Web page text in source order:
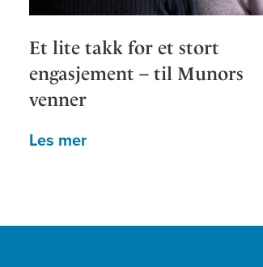
Et lite takk for et stort
engasjement – til Munors
venner
Les mer